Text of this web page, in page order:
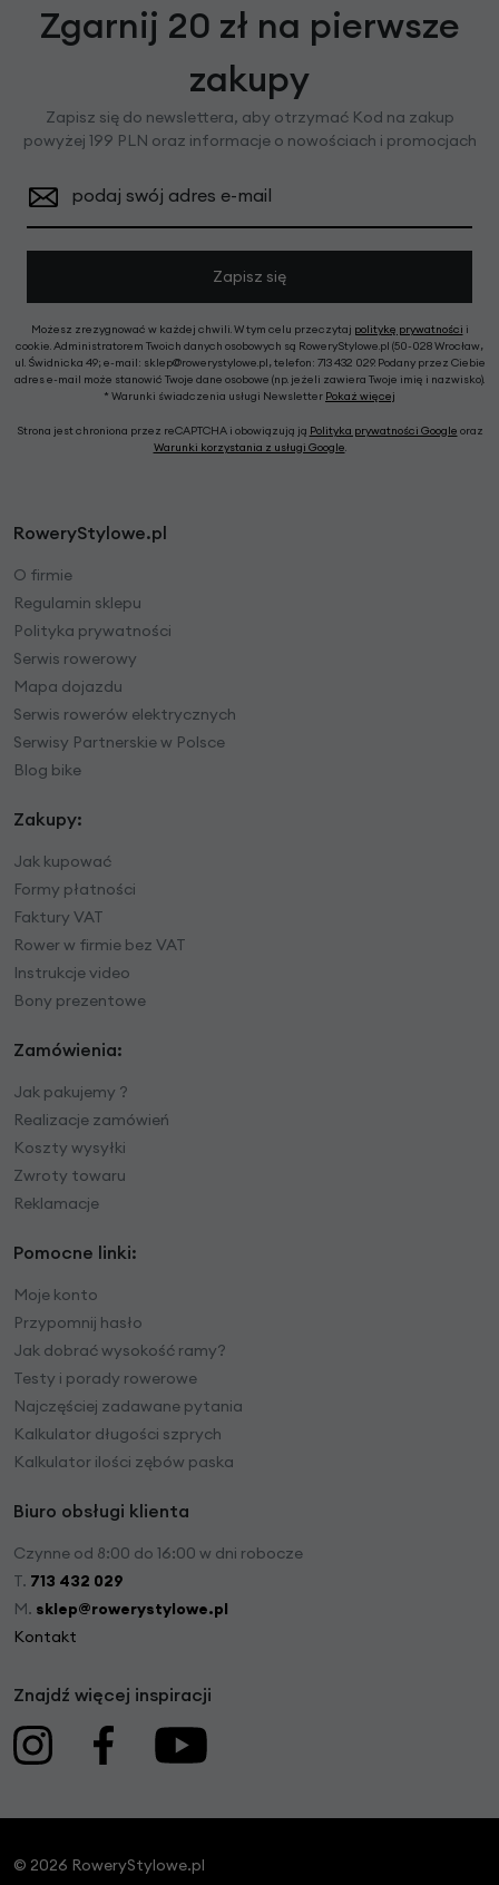
Zgarnij 20 zł na pierwsze
zakupy
Zapisz się do newslettera, aby otrzymać Kod na zakup
powyżej 199 PLN oraz informacje o nowościach i promocjach
podaj swój adres e-mail
Zapisz się
Możesz zrezygnować w każdej chwili. W tym celu przeczytaj politykę prywatności i
cookie. Administratorem Twoich danych osobowych są RoweryStylowe.pl (50-028 Wrocław,
ul. Świdnicka 49; e-mail: sklep@rowerystylowe.pl, telefon: 713 432 029. Podany przez Ciebie
adres e-mail może stanowić Twoje dane osobowe (np. jeżeli zawiera Twoje imię i nazwisko).
* Warunki świadczenia usługi Newsletter Pokaż więcej
Strona jest chroniona przez reCAPTCHA i obowiązują ją Polityka prywatności Google oraz
Warunki korzystania z usługi Google.
RoweryStylowe.pl
O firmie
Regulamin sklepu
Polityka prywatności
Serwis rowerowy
Mapa dojazdu
Serwis rowerów elektrycznych
Serwisy Partnerskie w Polsce
Blog bike
Zakupy:
Jak kupować
Formy płatności
Faktury VAT
Rower w firmie bez VAT
Instrukcje video
Bony prezentowe
Zamówienia:
Jak pakujemy ?
Realizacje zamówień
Koszty wysyłki
Zwroty towaru
Reklamacje
Pomocne linki:
Moje konto
Przypomnij hasło
Jak dobrać wysokość ramy?
Testy i porady rowerowe
Najczęściej zadawane pytania
Kalkulator długości szprych
Kalkulator ilości zębów paska
Biuro obsługi klienta
Czynne od 8:00 do 16:00 w dni robocze
T. 713 432 029
M. sklep@rowerystylowe.pl
Kontakt
Znajdź więcej inspiracji
© 2026 RoweryStylowe.pl